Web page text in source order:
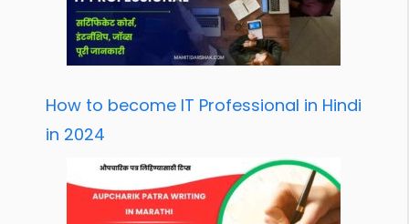
How to become IT Professional in Hindi
in 2024